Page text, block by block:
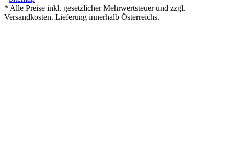
* Alle Preise inkl. gesetzlicher Mehrwertsteuer und zzgl.
Versandkosten. Lieferung innerhalb Österreichs.